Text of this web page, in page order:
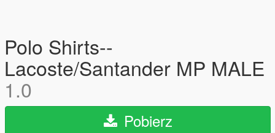
Polo Shirts--
Lacoste/Santander MP MALE
1.0
Pobierz